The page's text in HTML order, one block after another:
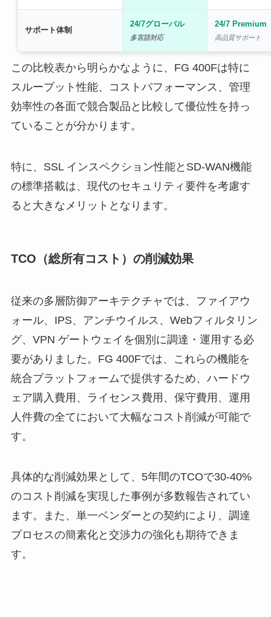
サポート体制
24/7グローバル
多言語対応
24/7 Premium
高品質サポート
この比較表から明らかなように、FG 400Fは特に
スループット性能、コストパフォーマンス、管理
効率性の各面で競合製品と比較して優位性を持っ
ていることが分かります。
特に、SSL インスペクション性能とSD-WAN機能
の標準搭載は、現代のセキュリティ要件を考慮す
ると大きなメリットとなります。
TCO（総所有コスト）の削減効果
従来の多層防御アーキテクチャでは、ファイアウ
ォール、IPS、アンチウイルス、Webフィルタリン
グ、VPN ゲートウェイを個別に調達・運用する必
要がありました。FG 400Fでは、これらの機能を
統合プラットフォームで提供するため、ハードウ
ェア購入費用、ライセンス費用、保守費用、運用
人件費の全てにおいて大幅なコスト削減が可能で
す。
具体的な削減効果として、5年間のTCOで30-40%
のコスト削減を実現した事例が多数報告されてい
ます。また、単一ベンダーとの契約により、調達
プロセスの簡素化と交渉力の強化も期待できま
す。